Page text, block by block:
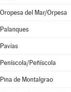
Oropesa del Mar/Orpesa
Palanques
Pavías
Peníscola/Peñíscola
Pina de Montalgrao